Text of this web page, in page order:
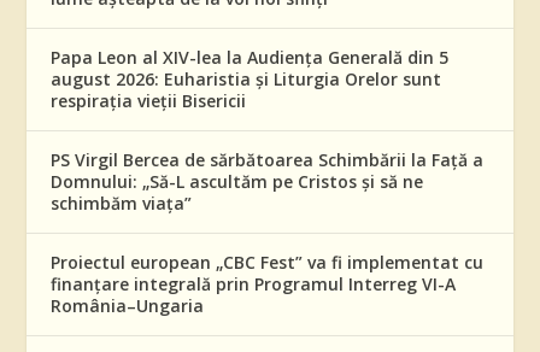
Papa Leon al XIV-lea la Audiența Generală din 5
august 2026: Euharistia și Liturgia Orelor sunt
respirația vieții Bisericii
PS Virgil Bercea de sărbătoarea Schimbării la Față a
Domnului: „Să-L ascultăm pe Cristos și să ne
schimbăm viața”
Proiectul european „CBC Fest” va fi implementat cu
finanțare integrală prin Programul Interreg VI-A
România–Ungaria